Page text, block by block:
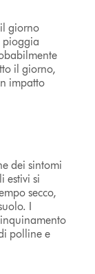
giorno
pioggia
il giorno,
impatto
dei sintomi
estivi si
secco,
I
polline e